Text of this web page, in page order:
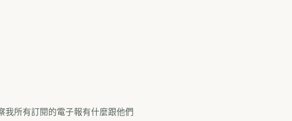
我所有訂閱的電子報有什麼跟他們